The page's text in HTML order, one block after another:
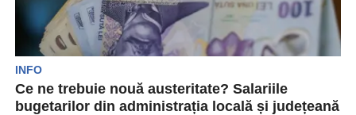
INFO
Ce ne trebuie nouă austeritate? Salariile
bugetarilor din administrația locală și județeană